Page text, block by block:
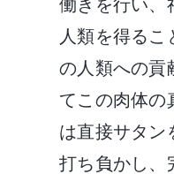
働きを行い、
人類を得る
の人類への貢
てこの肉体の
は直接サタン
打ち負かし、